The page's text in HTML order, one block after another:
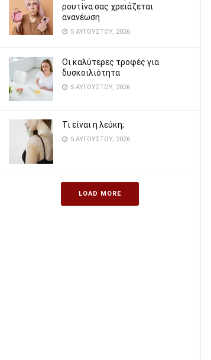
ρουτίνα σας χρειάζεται
ανανέωση
5 ΑΥΓΟΎΣΤΟΥ, 2026
Οι καλύτερες τροφές για
δυσκοιλιότητα
5 ΑΥΓΟΎΣΤΟΥ, 2026
Τι είναι η λεύκη;
5 ΑΥΓΟΎΣΤΟΥ, 2026
LOAD MORE